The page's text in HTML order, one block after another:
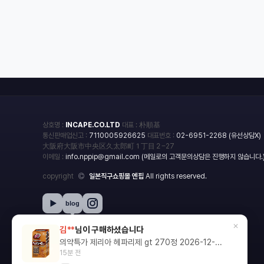
상호명 : INCAPE.CO.LTD 대표 : 朴順基
통신판매업신고 : 7110005926625 대표번호 : 02-6951-2268 (유선상담X)
大阪府大阪市中央区久太郎町１丁目２−27
이메일 : info.nppip@gmail.com (메일로의 고객문의상담은 진행하지 않습니다
copyright 일본직구쇼핑몰 엔핍 All rights reserved.
blog
김**님이 구매하셨습니다
의약특가 제리아 헤파리제 gt 270정 2026-12-...
15분 전
×